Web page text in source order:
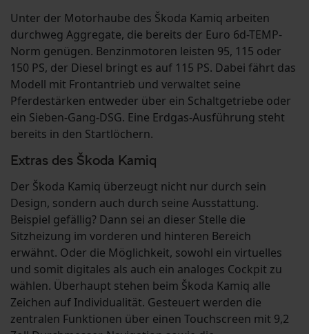
Unter der Motorhaube des Škoda Kamiq arbeiten
durchweg Aggregate, die bereits der Euro 6d-TEMP-
Norm genügen. Benzinmotoren leisten 95, 115 oder
150 PS, der Diesel bringt es auf 115 PS. Dabei fährt das
Modell mit Frontantrieb und verwaltet seine
Pferdestärken entweder über ein Schaltgetriebe oder
ein Sieben-Gang-DSG. Eine Erdgas-Ausführung steht
bereits in den Startlöchern.
Extras des Škoda Kamiq
Der Škoda Kamiq überzeugt nicht nur durch sein
Design, sondern auch durch seine Ausstattung.
Beispiel gefällig? Dann sei an dieser Stelle die
Sitzheizung im vorderen und hinteren Bereich
erwähnt. Oder die Möglichkeit, sowohl ein virtuelles
und somit digitales als auch ein analoges Cockpit zu
wählen. Überhaupt stehen beim Škoda Kamiq alle
Zeichen auf Individualität. Gesteuert werden die
zentralen Funktionen über einen Touchscreen mit 9,2